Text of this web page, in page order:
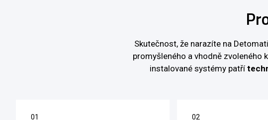
Skutečnost, že narazíte na
promyšleného a vhodně zvoleného
instalované systémy patří